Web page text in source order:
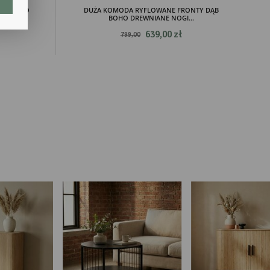
BOHO
DUŻA KOMODA RYFLOWANE FRONTY DĄB
BOHO DREWNIANE NOGI...
799,00 639,00 zł